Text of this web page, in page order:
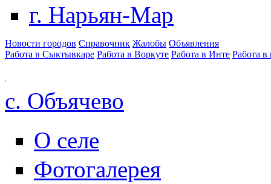
г. Нарьян-Мар
Новости городов Справочник Жалобы Объявления
Работа в Сыктывкаре Работа в Воркуте Работа в Инте Работа в
с. Объячево
О селе
Фотогалерея